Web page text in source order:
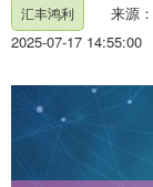
汇丰鸿利 来源
2025-07-17 14:55:00